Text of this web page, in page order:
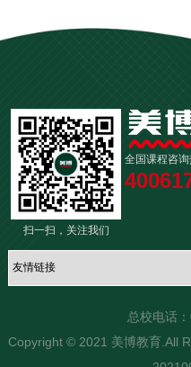
全国课程咨
扫一扫，关注我们
总校电话
Copyright © 2021 美博教育.All